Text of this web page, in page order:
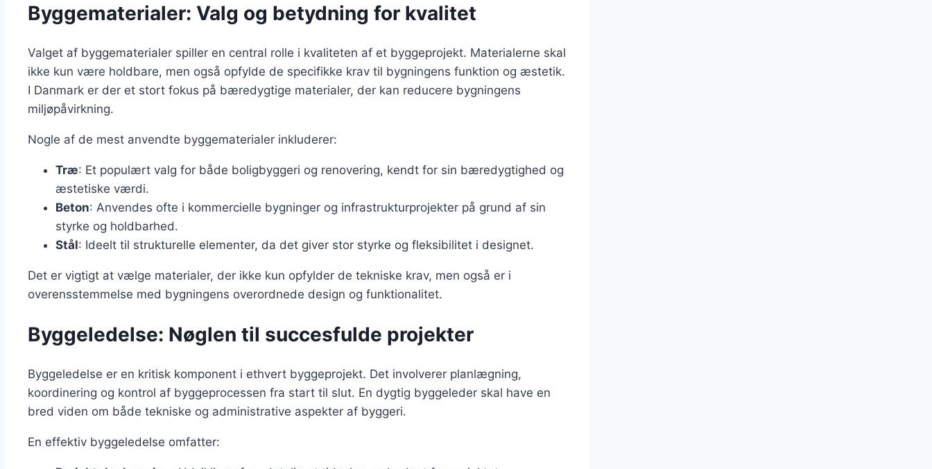
Byggematerialer: Valg og betydning for kvalitet
Valget af byggematerialer spiller en central rolle i kvaliteten af et byggeprojekt. Materialerne skal
ikke kun være holdbare, men også opfylde de specifikke krav til bygningens funktion og æstetik.
I Danmark er der et stort fokus på bæredygtige materialer, der kan reducere bygningens
miljøpåvirkning.
Nogle af de mest anvendte byggematerialer inkluderer:
Træ: Et populært valg for både boligbyggeri og renovering, kendt for sin bæredygtighed og
æstetiske værdi.
Beton: Anvendes ofte i kommercielle bygninger og infrastrukturprojekter på grund af sin
styrke og holdbarhed.
Stål: Ideelt til strukturelle elementer, da det giver stor styrke og fleksibilitet i designet.
Det er vigtigt at vælge materialer, der ikke kun opfylder de tekniske krav, men også er i
overensstemmelse med bygningens overordnede design og funktionalitet.
Byggeledelse: Nøglen til succesfulde projekter
Byggeledelse er en kritisk komponent i ethvert byggeprojekt. Det involverer planlægning,
koordinering og kontrol af byggeprocessen fra start til slut. En dygtig byggeleder skal have en
bred viden om både tekniske og administrative aspekter af byggeri.
En effektiv byggeledelse omfatter: